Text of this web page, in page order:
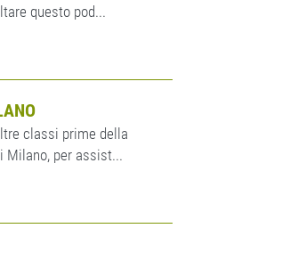
questo pod...
classi prime della
Milano, per assist...